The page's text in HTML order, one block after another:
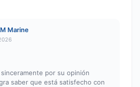
Marine
por su opinión
saber que está satisfecho con